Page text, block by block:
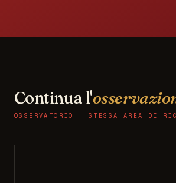
Continua l'
OSSERVATORIO · STESSA AREA DI